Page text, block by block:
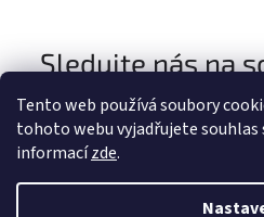
Tento web používá soubory
tohoto webu vyjadřujete souhlas
informacízde.
Sledujte nás na